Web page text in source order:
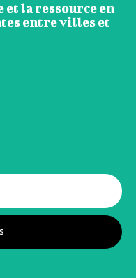
la ressource en
entre villes et